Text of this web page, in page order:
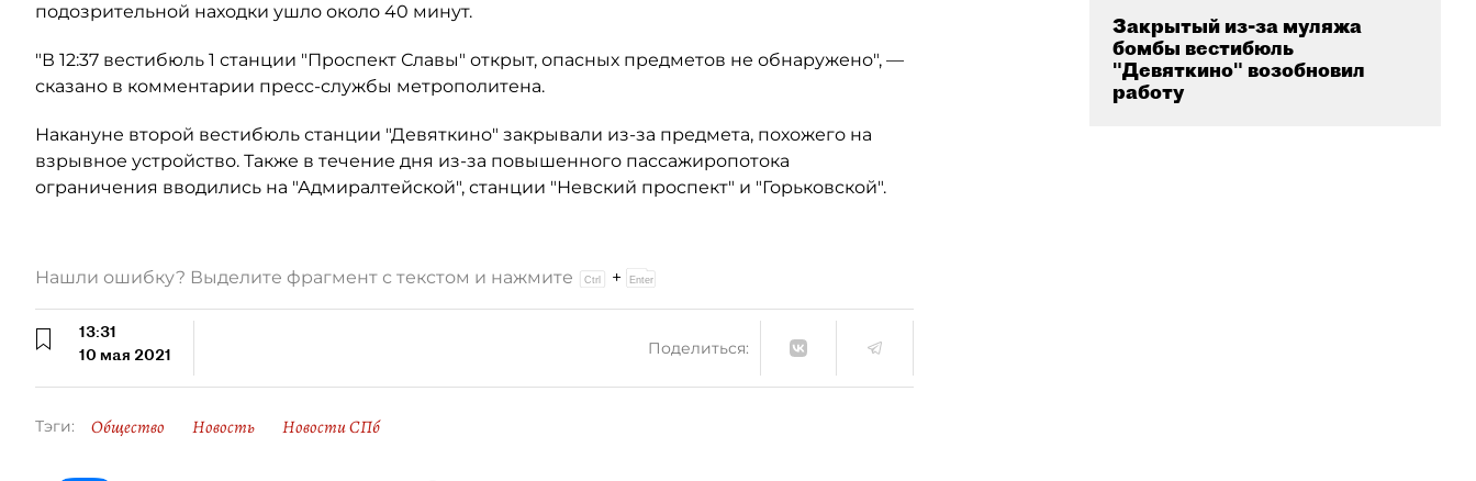
подозрительной находки ушло около 40 минут.
"В 12:37 вестибюль 1 станции "Проспект Славы" открыт, опасных предметов не обнаружено", —
сказано в комментарии пресс-службы метрополитена.
Накануне второй вестибюль станции "Девяткино" закрывали из-за предмета, похожего на
взрывное устройство. Также в течение дня из-за повышенного пассажиропотока
ограничения вводились на "Адмиралтейской", станции "Невский проспект" и "Горьковской".
Закрытый из-за муляжа
бомбы вестибюль
"Девяткино" возобновил
работу
Нашли ошибку? Выделите фрагмент с текстом и нажмите +
13:31
10 мая 2021
Поделиться:
Тэги: Общество Новость Новости СПб